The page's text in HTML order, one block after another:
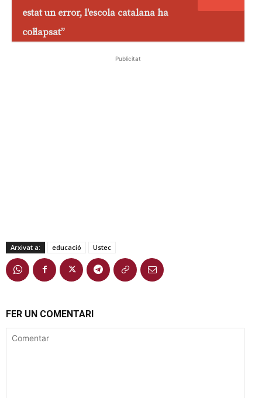
estat un error, l'escola catalana ha
col·lapsat”
Publicitat
Arxivat a: educació Ustec
FER UN COMENTARI